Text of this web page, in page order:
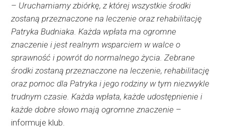
– Uruchamiamy zbiórkę, z której wszystkie środki
zostaną przeznaczone na leczenie oraz rehabilitację
Patryka Budniaka. Każda wpłata ma ogromne
znaczenie i jest realnym wsparciem w walce o
sprawność i powrót do normalnego życia. Zebrane
środki zostaną przeznaczone na leczenie, rehabilitację
oraz pomoc dla Patryka i jego rodziny w tym niezwykle
trudnym czasie. Każda wpłata, każde udostępnienie i
każde dobre słowo mają ogromne znaczenie –
informuje klub.